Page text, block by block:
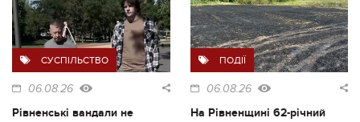
СУСПІЛЬСТВО
06.08.26
Рівненські вандали не
ПОДІЇ
06.08.26
На Рівненщині 62-річний